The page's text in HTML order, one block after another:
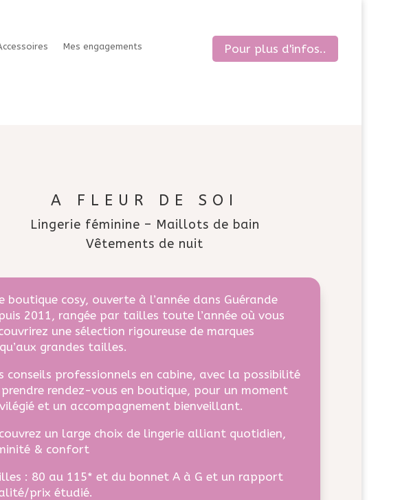
Mes engagements
Pour plus d'infos..
A FLEUR DE SOI
Lingerie féminine – Maillots de bain
Vêtements de nuit
boutique cosy, ouverte à l’année dans Guérande
2011, rangée par tailles toute l’année où vous
une sélection rigoureuse de marques
grandes tailles.
conseils professionnels en cabine, avec la possibilité
rendez-vous en boutique, pour un moment
et un accompagnement bienveillant.
un large choix de lingerie alliant quotidien,
& confort
: 80 au 115* et du bonnet A à G et un rapport
prix étudié.